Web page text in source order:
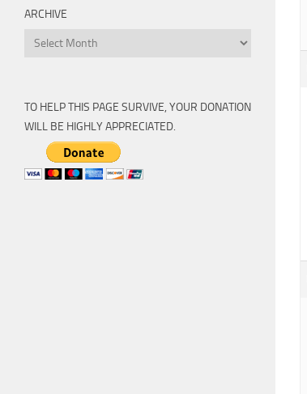
ARCHIVE
Archive
TO HELP THIS PAGE SURVIVE, YOUR DONATION
WILL BE HIGHLY APPRECIATED.